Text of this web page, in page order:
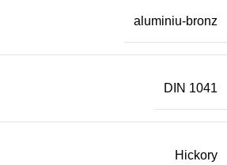
aluminiu-bronz
DIN 1041
Hickory